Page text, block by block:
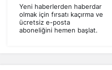
Yeni haberlerden haberdar
olmak için fırsatı kaçırma ve
ücretsiz e-posta
aboneliğini hemen başlat.